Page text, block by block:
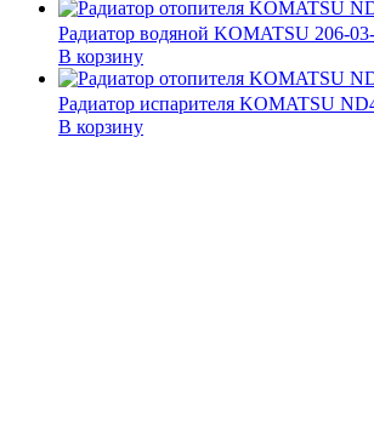
Радиатор водяной KOMATSU 206-
В корзину
Радиатор испарителя KOMATSU
В корзину